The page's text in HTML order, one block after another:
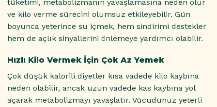
tüketimi, metabolizmanın yavaşlamasına neden olur
ve kilo verme sürecini olumsuz etkileyebilir. Gün
boyunca yeterince su içmek, hem sindirimi destekler
hem de açlık sinyallerini önlemeye yardımcı olabilir.
Hızlı Kilo Vermek İçin Çok Az Yemek
Çok düşük kalorili diyetler kısa vadede kilo kaybına
neden olabilir, ancak uzun vadede kas kaybına yol
açarak metabolizmayı yavaşlatır. Vücudunuz yeterli